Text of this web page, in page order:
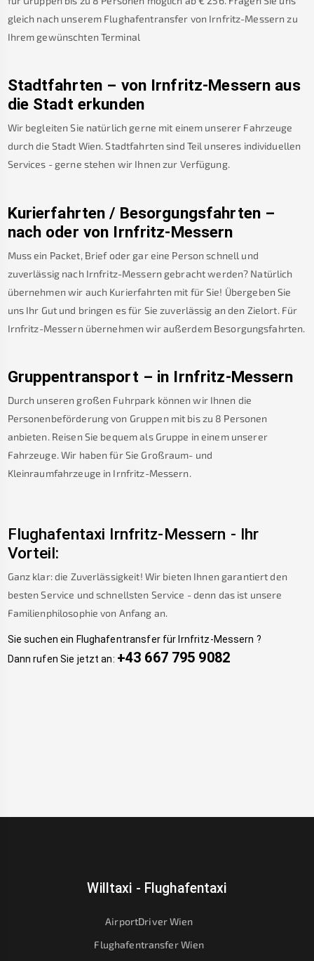
gleich nach unserem Flughafentransfer von Irnfritz-Messern zu
Ihrem gewünschten Terminal
Stadtfahrten – von Irnfritz-Messern aus
die Stadt erkunden
Wir begleiten Sie natürlich gerne mit einem unserer Fahrzeuge
durch die Stadt Wien. Stadtfahrten sind Teil unseres individuellen
Services - gerne stehen wir Ihnen zur Verfügung.
Kurierfahrten / Besorgungsfahrten –
nach oder von Irnfritz-Messern
Muss ein Packet, Brief oder gar eine Person schnell und
zuverlässig nach Irnfritz-Messern gebracht werden? Natürlich
übernehmen wir auch Kurierfahrten mit für Sie! Übergeben Sie
uns Ihr Gut und bringen es für Sie zuverlässig an den Zielort. Für
Irnfritz-Messern übernehmen wir außerdem Besorgungsfahrten.
Gruppentransport – in Irnfritz-Messern
Durch unseren großen Fuhrpark können wir Ihnen die
Personenbeförderung von Gruppen mit bis zu 8 Personen
anbieten. Reisen Sie bequem als Gruppe in einem unserer
Fahrzeuge. Wir haben für Sie Großraum- und
Kleinraumfahrzeuge in Irnfritz-Messern.
Flughafentaxi Irnfritz-Messern - Ihr
Vorteil:
Ganz klar: die Zuverlässigkeit! Wir bieten Ihnen garantiert den
besten Service und schnellsten Service - denn das ist unsere
Familienphilosophie von Anfang an.
Sie suchen ein Flughafentransfer für Irnfritz-Messern ?
Dann rufen Sie jetzt an: +43 667 795 9082
Willtaxi - Flughafentaxi
AirportDriver Wien
Flughafentransfer Wien